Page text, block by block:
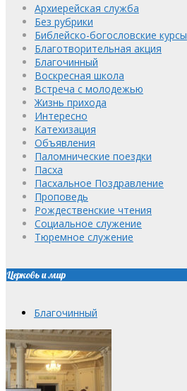
Архиерейская служба
Без рубрики
Библейско-богословские курсы
Благотворительная акция
Благочинный
Воскресная школа
Встреча с молодежью
Жизнь прихода
Интересно
Катехизация
Объявления
Паломнические поездки
Пасха
Пасхальное Поздравление
Проповедь
Рождественские чтения
Социальное служение
Тюремное служение
Церковь и мир
Благочинный